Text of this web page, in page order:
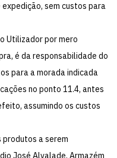
sem custos para
Utilizador por mero
é da responsabilidade do
para a morada indicada
no ponto 11.4, antes
assumindo os custos
produtos a serem
José Alvalade, Armazém